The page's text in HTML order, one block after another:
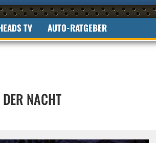
TV AUTO-RATGEBER
NACHT